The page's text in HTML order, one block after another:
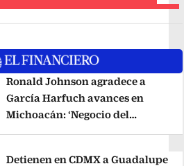
Ronald Johnson agradece a
García Harfuch avances en
Michoacán: ‘Negocio del
Detienen en CDMX a Guadalupe